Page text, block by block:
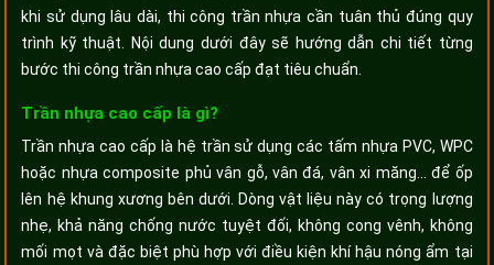
khi sử dụng lâu dài, thi công trần nhựa cần tuân thủ đúng quy
trình kỹ thuật. Nội dung dưới đây sẽ hướng dẫn chi tiết từng
bước thi công trần nhựa cao cấp đạt tiêu chuẩn.
Trần nhựa cao cấp là gì?
Trần nhựa cao cấp là hệ trần sử dụng các tấm nhựa PVC, WPC
hoặc nhựa composite phủ vân gỗ, vân đá, vân xi măng… để ốp
lên hệ khung xương bên dưới. Dòng vật liệu này có trọng lượng
nhẹ, khả năng chống nước tuyệt đối, không cong vênh, không
mối mọt và đặc biệt phù hợp với điều kiện khí hậu nóng ẩm tại